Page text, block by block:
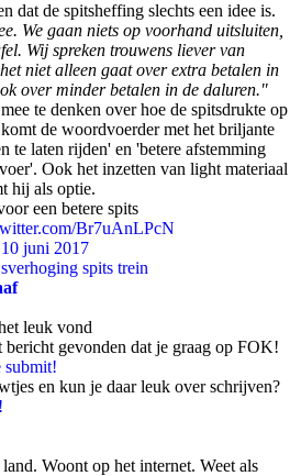
dat de spitsheffing slechts een idee is.
We gaan niets op voorhand uitsluiten,
Wij spreken trouwens liever van
niet alleen gaat over extra betalen in
over minder betalen in de daluren."
te denken over hoe de spitsdrukte op
de woordvoerder met het briljante
te laten rijden' en 'betere afstemming
Ook het inzetten van light materiaal
hij als optie.
een betere spits
Br7uAnLPcN
10 juni 2017
spits trein
leuk vond
bericht gevonden dat je graag op FOK!
submit!
en kun je daar leuk over schrijven?
Woont op het internet. Weet als